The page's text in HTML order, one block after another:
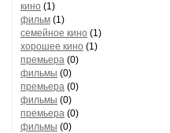
кино (1)
фильм (1)
семейное кино (1)
хорошее кино (1)
премьера (0)
фильмы (0)
премьера (0)
фильмы (0)
премьера (0)
фильмы (0)